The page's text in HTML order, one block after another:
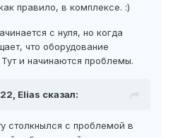
правило, в комплексе. :)
с нуля, но когда
что оборудование
и начинаются проблемы.
Elias сказал:
столкнылся с проблемой в